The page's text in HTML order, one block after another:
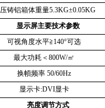
压铸铝箱体重量5.3KG±0.05KG
显示屏主要技术参数
可视角度水平≧140°可选
最大功耗＜ 800W/㎡
换幁频率 50/60Hz
显示卡:DVI显卡
亮度调节方式